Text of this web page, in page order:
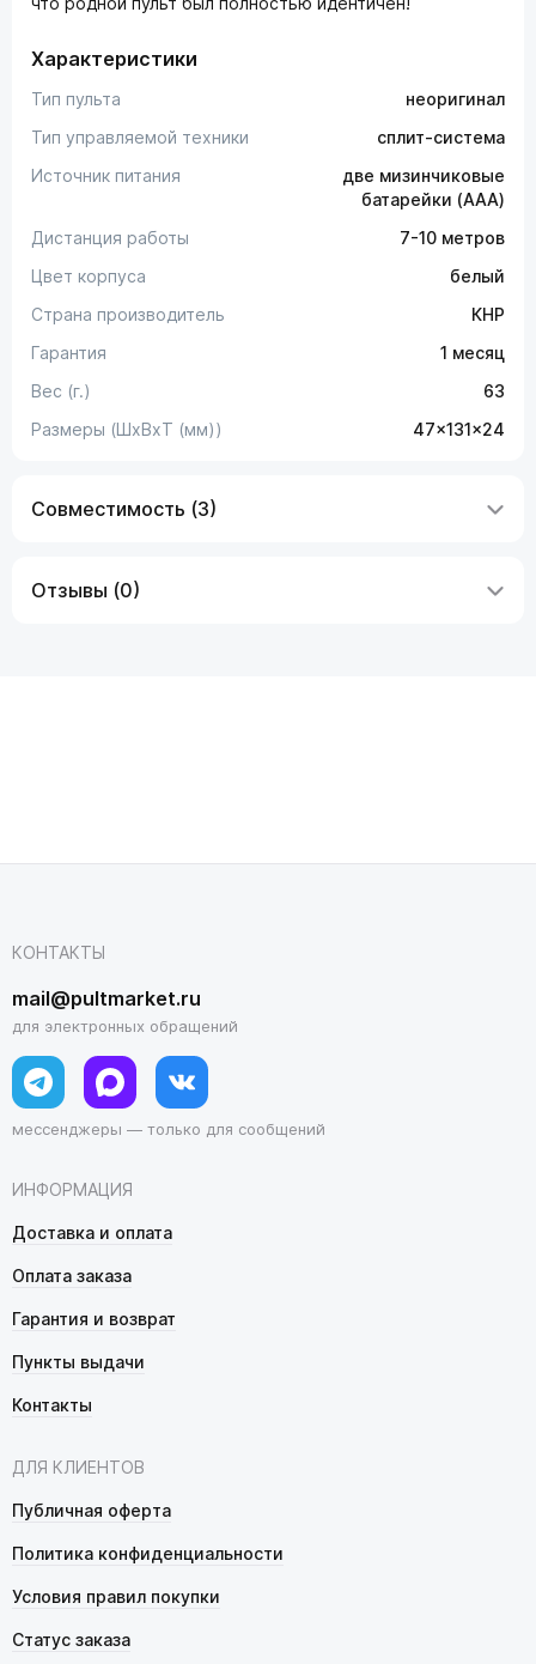
Характеристики
Тип пульта
неоригинал
Тип управляемой техники
сплит-система
Источник питания
две мизинчиковые
батарейки (AAA)
Дистанция работы
7-10 метров
Цвет корпуса
белый
Страна производитель
КНР
Гарантия
1 месяц
Вес (г.)
63
Размеры (ШxВxТ (мм))
47x131x24
Совместимость (3)
Отзывы (0)
ИНФОРМАЦИЯ
Доставка и оплата
Оплата заказа
Гарантия и возврат
Пункты выдачи
Контакты
ДЛЯ КЛИЕНТОВ
Публичная оферта
Политика конфиденциальности
Условия правил покупки
Статус заказа
КОНТАКТЫ
mail@pultmarket.ru
для электронных обращений
мессенджеры — только для сообщений